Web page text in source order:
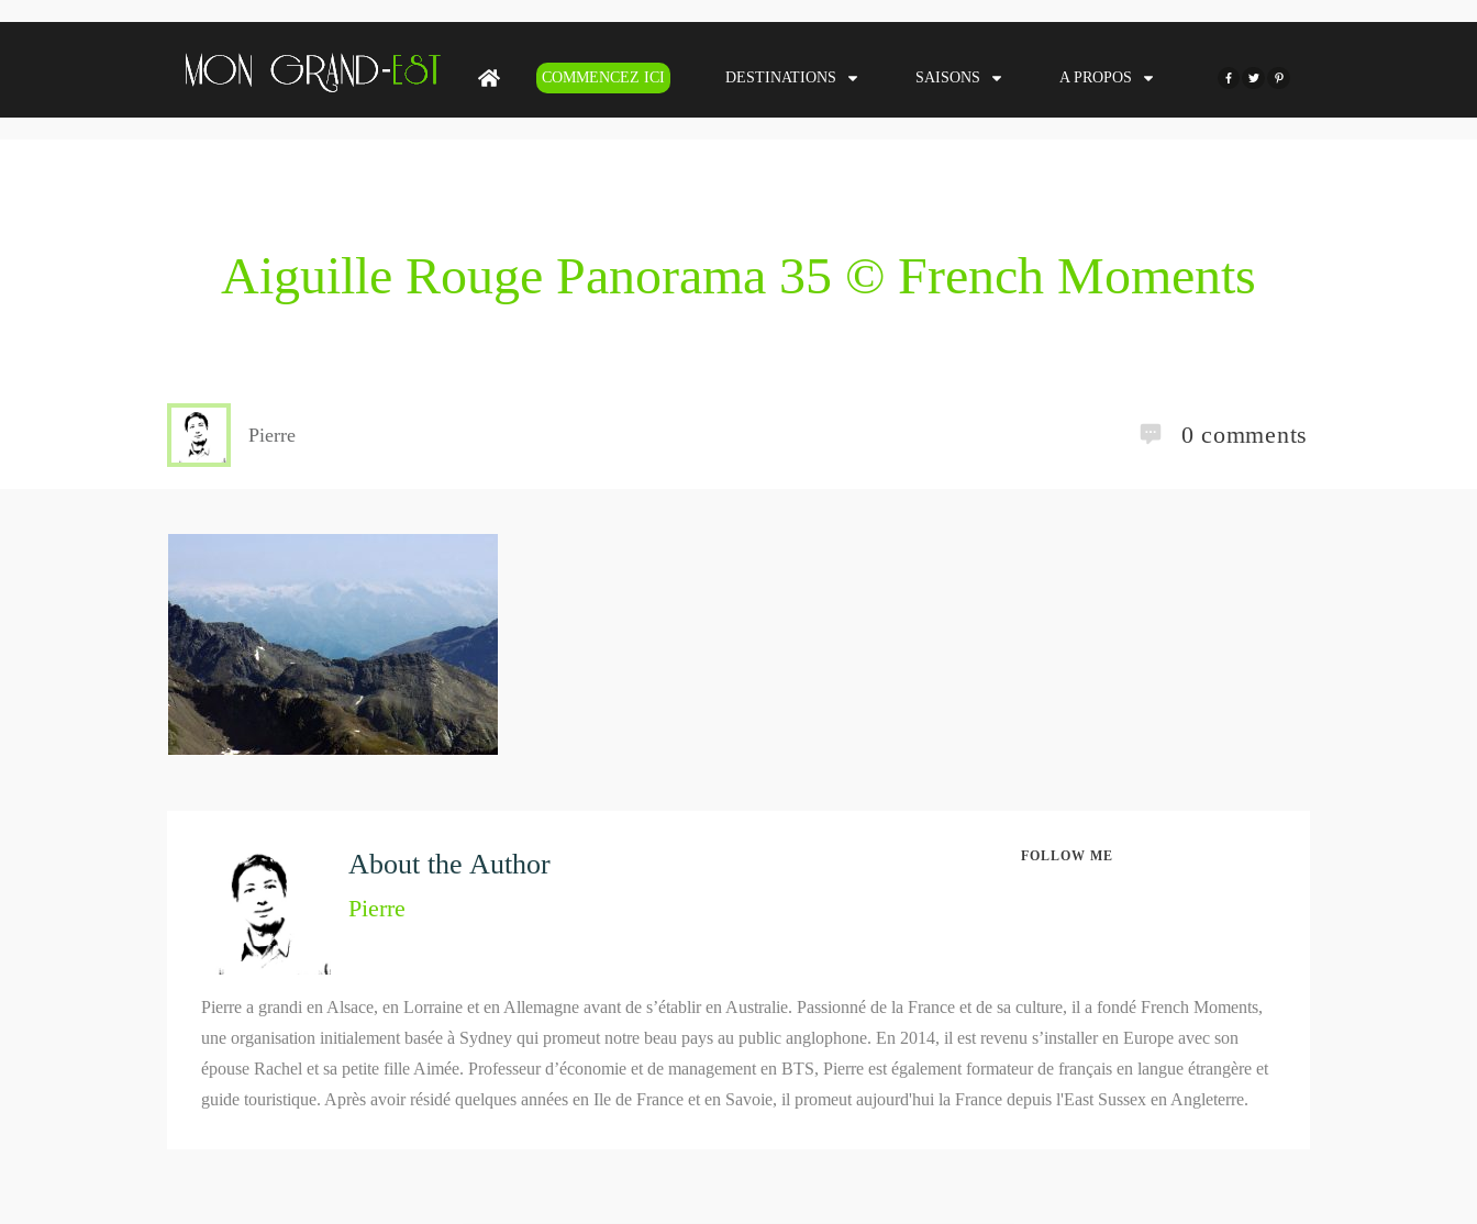
COMMENCEZ ICI DESTINATIONS SAISONS A PROPOS
Aiguille Rouge Panorama 35 © French Moments
Pierre 0 comments
About the Author
Pierre
FOLLOW ME
Pierre a grandi en Alsace, en Lorraine et en Allemagne avant de s’établir en Australie. Passionné de la France et de sa culture, il a fondé French Moments,
une organisation initialement basée à Sydney qui promeut notre beau pays au public anglophone. En 2014, il est revenu s’installer en Europe avec son
épouse Rachel et sa petite fille Aimée. Professeur d’économie et de management en BTS, Pierre est également formateur de français en langue étrangère et
guide touristique. Après avoir résidé quelques années en Ile de France et en Savoie, il promeut aujourd'hui la France depuis l'East Sussex en Angleterre.